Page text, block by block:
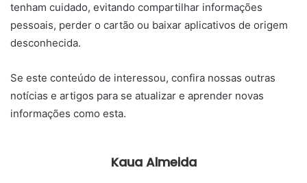
tenham cuidado, evitando compartilhar informações
pessoais, perder o cartão ou baixar aplicativos de origem
desconhecida.
Se este conteúdo de interessou, confira nossas outras
notícias e artigos para se atualizar e aprender novas
informações como esta.
Kaua Almeida